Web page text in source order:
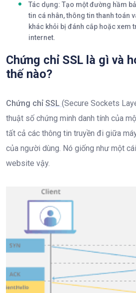
Tác dụng: Tạo một đường hầm
tin cá nhân, thông tin thanh toán
khác khỏi bị đánh cắp hoặc xem
internet.
Chứng chỉ SSL là gì và
thế nào?
Chứng chỉ SSL (Secure Sockets
thuật số chứng minh danh tính của
tất cả các thông tin truyền đi giữa
của người dùng. Nó giống như một
website vậy.